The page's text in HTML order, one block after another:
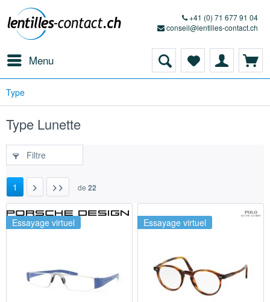
+41 (0) 71 677 91 04
conseil@lentilles-contact.ch
Menu
Type
Type Lunette
Filtre
1 de 22
Essayage virtuel Essayage virtuel